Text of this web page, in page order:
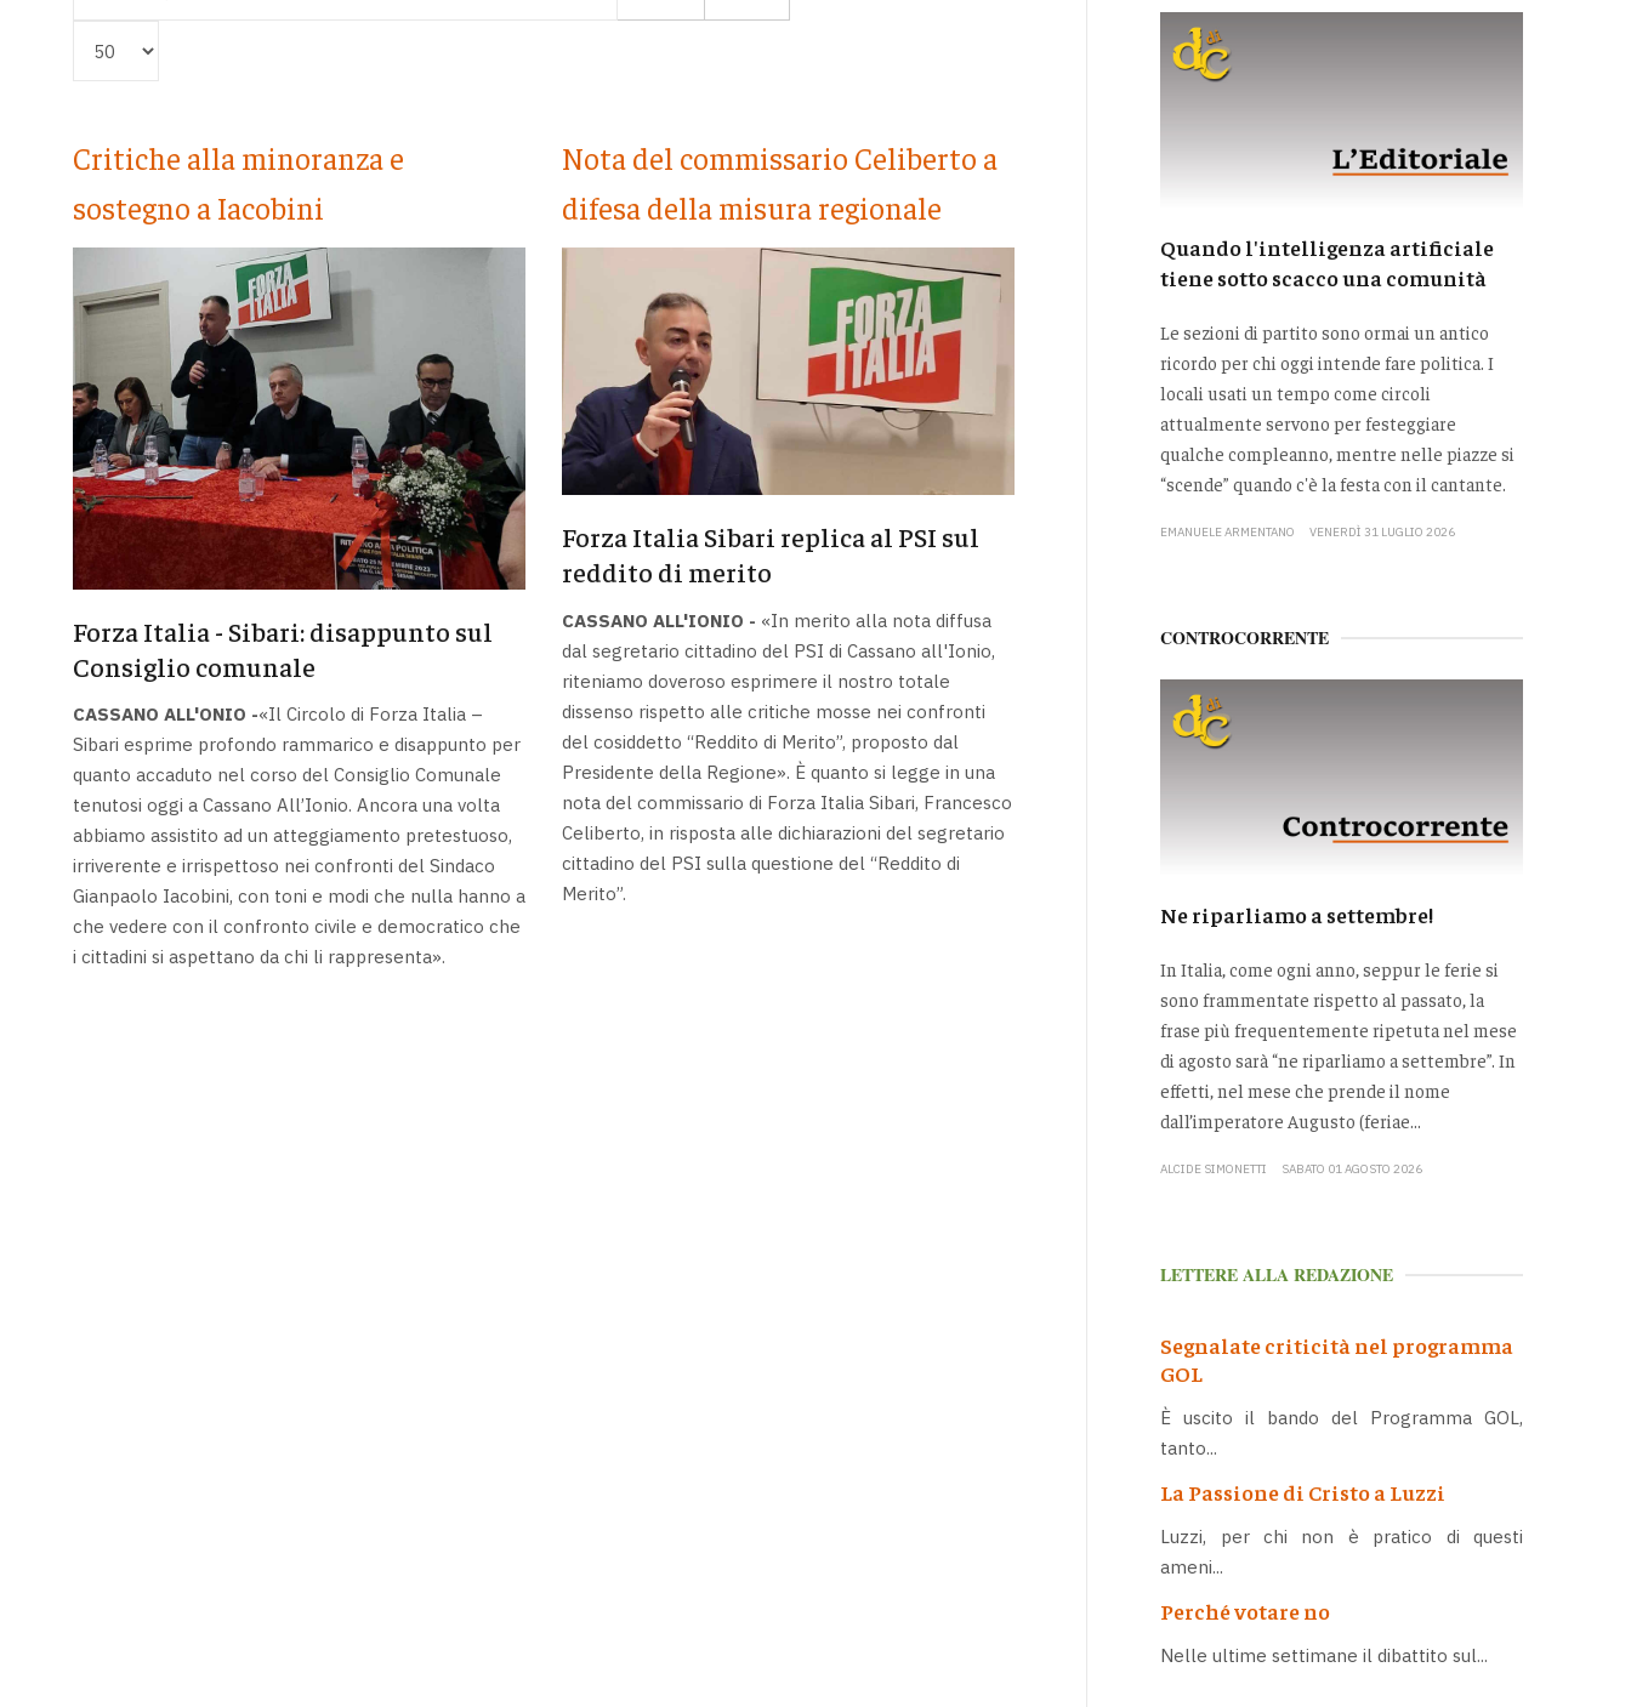
Critiche alla minoranza e
sostegno a Iacobini
Forza Italia - Sibari: disappunto sul
Consiglio comunale
CASSANO ALL'ONIO -«Il Circolo di Forza Italia –
Sibari esprime profondo rammarico e disappunto per
quanto accaduto nel corso del Consiglio Comunale
tenutosi oggi a Cassano All’Ionio. Ancora una volta
abbiamo assistito ad un atteggiamento pretestuoso,
irriverente e irrispettoso nei confronti del Sindaco
Gianpaolo Iacobini, con toni e modi che nulla hanno a
che vedere con il confronto civile e democratico che
i cittadini si aspettano da chi li rappresenta».
Nota del commissario Celiberto a
difesa della misura regionale
Forza Italia Sibari replica al PSI sul
reddito di merito
CASSANO ALL'IONIO - «In merito alla nota diffusa
dal segretario cittadino del PSI di Cassano all'Ionio,
riteniamo doveroso esprimere il nostro totale
dissenso rispetto alle critiche mosse nei confronti
del cosiddetto “Reddito di Merito”, proposto dal
Presidente della Regione». È quanto si legge in una
nota del commissario di Forza Italia Sibari, Francesco
Celiberto, in risposta alle dichiarazioni del segretario
cittadino del PSI sulla questione del “Reddito di
Merito”.
Quando l'intelligenza artificiale
tiene sotto scacco una comunità
Le sezioni di partito sono ormai un antico
ricordo per chi oggi intende fare politica. I
locali usati un tempo come circoli
attualmente servono per festeggiare
qualche compleanno, mentre nelle piazze si
“scende” quando c'è la festa con il cantante.
EMANUELE ARMENTANO VENERDÌ 31 LUGLIO 2026
CONTROCORRENTE
Ne riparliamo a settembre!
In Italia, come ogni anno, seppur le ferie si
sono frammentate rispetto al passato, la
frase più frequentemente ripetuta nel mese
di agosto sarà “ne riparliamo a settembre”. In
effetti, nel mese che prende il nome
dall’imperatore Augusto (feriae...
ALCIDE SIMONETTI SABATO 01 AGOSTO 2026
LETTERE ALLA REDAZIONE
Segnalate criticità nel programma
GOL
È uscito il bando del Programma GOL,
tanto...
La Passione di Cristo a Luzzi
Luzzi, per chi non è pratico di questi
ameni...
Perché votare no
Nelle ultime settimane il dibattito sul...